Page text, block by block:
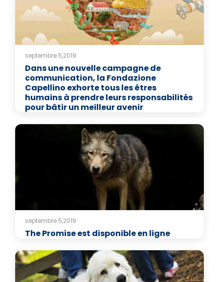
septembre 5,2019
Dans une nouvelle campagne de
communication, la Fondazione
Capellino exhorte tous les êtres
humains à prendre leurs responsabilités
pour bâtir un meilleur avenir
septembre 5,2019
The Promise est disponible en ligne